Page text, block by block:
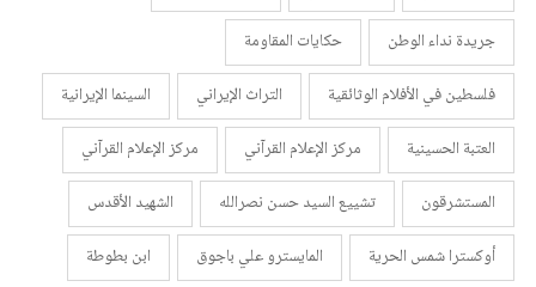
جريدة نداء الوطن
حكايات المقاومة
فلسطين في الأفلام الوثائقية
التراث الإيراني
السينما الإيرانية
العتبة الحسينية
مركز الإعلام القرآني
مركز الإعلام القرآني
المستشرقون
تشييع السيد حسن نصرالله
الشهيد الأقدس
أوكسترا شمس الحرية
المايسترو علي باجوق
ابن بطوطة